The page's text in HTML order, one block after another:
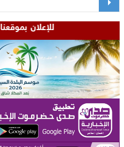
للإعلان بموقعنا : واتس - 00967772655481